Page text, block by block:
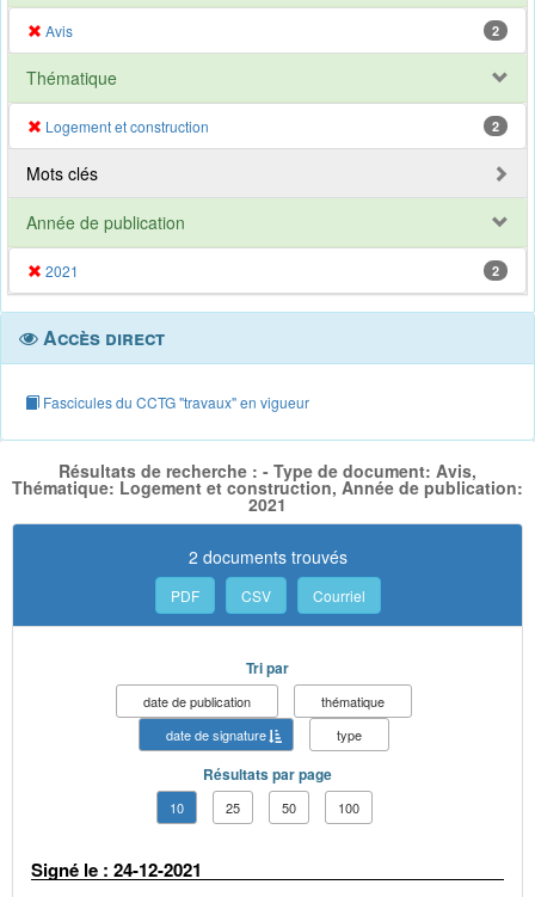
Avis 2
Thématique
Logement et construction 2
Mots clés
Année de publication
2021 2
Accès direct
Fascicules du CCTG "travaux" en vigueur
Résultats de recherche : - Type de document: Avis,
Thématique: Logement et construction, Année de publication:
2021
2 documents trouvés
PDF CSV Courriel
Tri par
date de publication
thématique
date de signature
type
Résultats par page
10 25 50 100
Signé le : 24-12-2021